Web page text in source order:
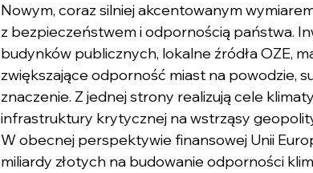
Nowym, coraz silniej akcentowanym
z bezpieczeństwem i odpornością państwa.
budynków publicznych, lokalne źródła OZE,
zwiększające odporność miast na powodzie,
znaczenie. Z jednej strony realizują cele
infrastruktury krytycznej na wstrząsy
W obecnej perspektywie finansowej Unii
miliardy złotych na budowanie odporności